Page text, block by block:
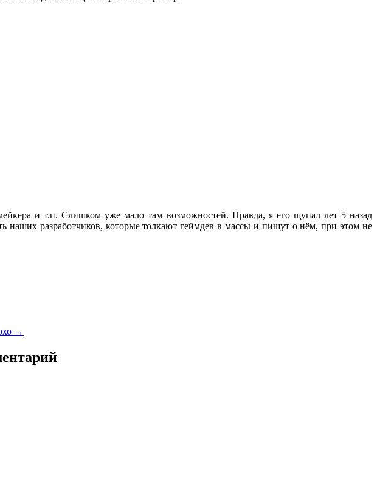
и т.п. Слишком уже мало там возможностей. Правда, я его щупал лет 5 назад
наших разработчиков, которые толкают геймдев в массы и пишут о нём, при этом не
→